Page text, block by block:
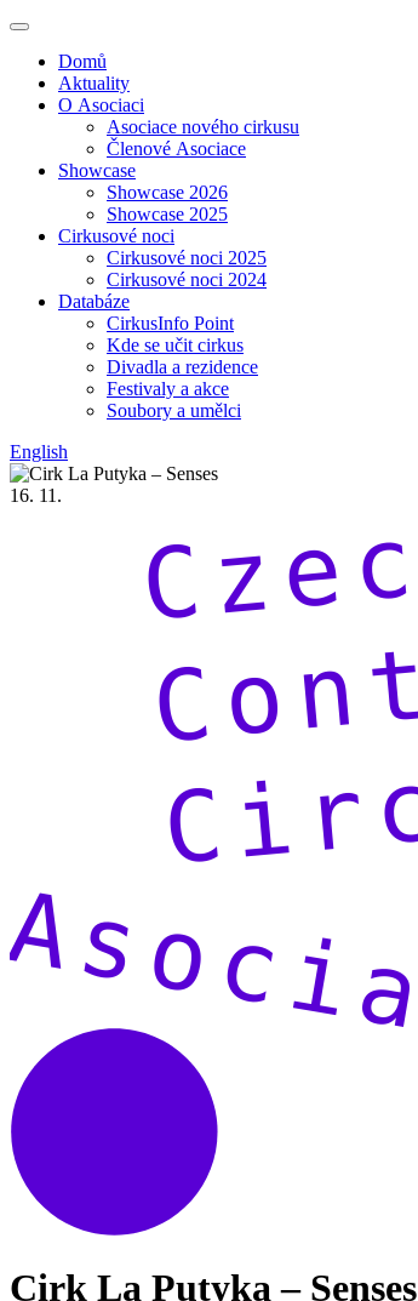
Domů
Aktuality
O Asociaci
Asociace nového cirkusu
Členové Asociace
Showcase
Showcase 2026
Showcase 2025
Cirkusové noci
Cirkusové noci 2025
Cirkusové noci 2024
Databáze
CirkusInfo Point
Kde se učit cirkus
Divadla a rezidence
Festivaly a akce
Soubory a umělci
English
16. 11.
Cirk La Putyka – Senses